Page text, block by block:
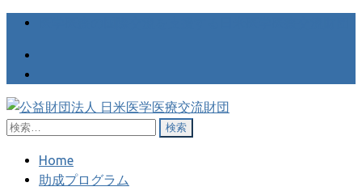
公益財団法人 日米医学医療交
流財団
医学医療の国際交流を支援する日米医学医療交流財団
検
Home
助成プログラム